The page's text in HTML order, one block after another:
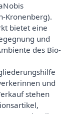
Kronenberg).
bietet eine
und
des Bio-
und
stehen